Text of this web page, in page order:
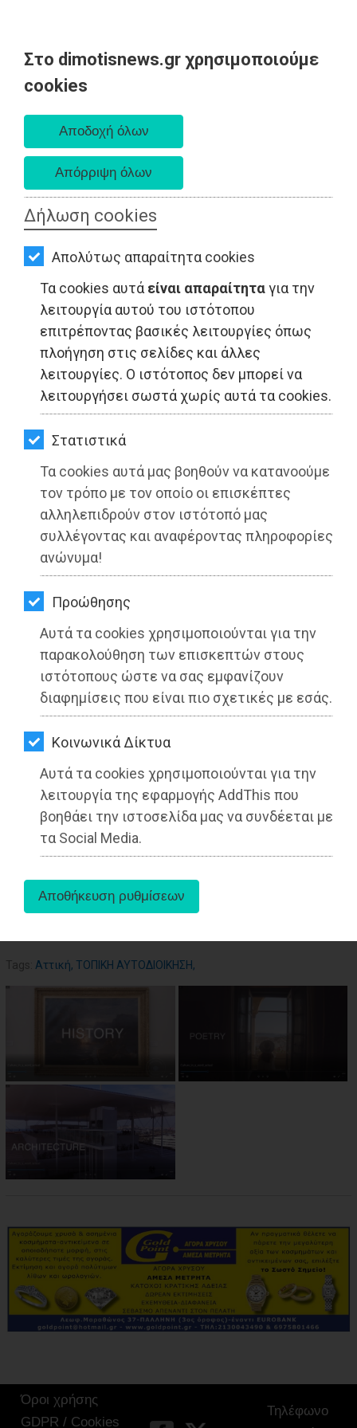
Στο dimotisnews.gr χρησιμοποιούμε
cookies
Δήλωση cookies
Απολύτως απαραίτητα cookies
Τα cookies αυτά είναι απαραίτηταγια την
λειτουργία αυτού του ιστότοπου
επιτρέποντας βασικές λειτουργίες όπως
πλοήγηση στις σελίδες και άλλες
λειτουργίες. Ο ιστότοπος δεν μπορεί να
λειτουργήσει σωστά χωρίς αυτά τα cookies.
Στατιστικά
Τα cookies αυτά μας βοηθούν να κατανοούμε
τον τρόπο με τον οποίο οι επισκέπτες
αλληλεπιδρούν στον ιστότοπό μας
συλλέγοντας και αναφέροντας πληροφορίες
ανώνυμα!
Προώθησης
Αυτά τα cookies χρησιμοποιούνται για την
παρακολούθηση των επισκεπτών στους
ιστότοπους ώστε να σας εμφανίζουν
διαφημίσεις που είναι πιο σχετικές με εσάς.
Kοινωνικά Δίκτυα
Αυτά τα cookies χρησιμοποιούνται για την
λειτουργία της εφαρμογής AddThis που
βοηθάει την ιστοσελίδα μας να συνδέεται με
τα Social Media.
AΡΧΙΚΗ
ΕΙΔΗΣΕΙΣ
ΠΟΛΙΤΙΚΗ
ΤΟΠΙΚΗ
ΑΥΤΟΔΙΟΙΚΗΣΗ
ΟΙΚΟΝΟΜΙΑ
ΑΘΛΗΤΙΣΜΟΣ
ΠΟΛΙΤΙΣΜΟΣ
ΣΠΙΤΙ-
ΚΗΠΟΣ
ΥΓΕΙΑ
LIFESTYLE
ΤΑΞΙΔΙΑ
ΕΞΟΔΟΣ
ΠΕΡΙΒΑΛΛΟΝ
ΚΑΤΟΙΚΙΔΙΟ
ΑΓΓΕΛΙΕΣ
ΕΦΗΜΕΡΙΔΕΣ
OΔΗΓΟΣ
ΑΓΟΡΑΣ
ΨΙΘΥΡΟΙ
ΑΠΟΣΤΟΛΗ
ΑΡΘΡΩΝ
ΤΟΠΙΚΗ ΑΥΤΟΔΙΟΙΚΗΣΗ - Αττική
Περιφέρεια Αττικής: Το νέο video για
την προώθηση του πολιτιστικού
τουρισμού στην Αττική με τίτλο:
«Attica. Culture in a Word»
Διαβάστηκε 5529 φορές
07-07-2022
Από τo Dimotisnews
aboutus
Tags: Αττική, ΤΟΠΙΚΗ ΑΥΤΟΔΙΟΙΚΗΣΗ,
Όροι χρήσης
GDPR / Cookies
Τηλέφωνο